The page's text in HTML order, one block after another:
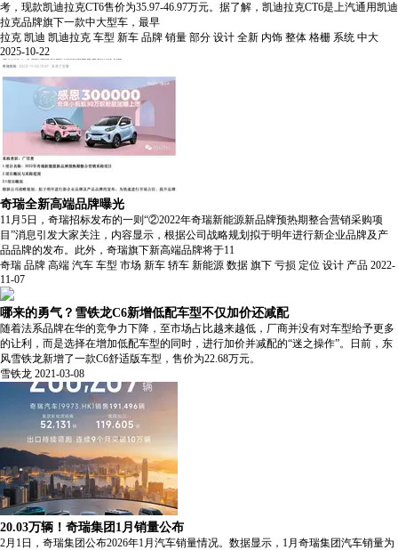
考，现款凯迪拉克CT6售价为35.97-46.97万元。据了解，凯迪拉克CT6是上汽通用凯迪
拉克品牌旗下一款中大型车，最早
拉克 凯迪 凯迪拉克 车型 新车 品牌 销量 部分 设计 全新 内饰 整体 格栅 系统 中大
2025-10-22
奇瑞全新高端品牌曝光
11月5日，奇瑞招标发布的一则“②2022年奇瑞新能源新品牌预热期整合营销采购项
目”消息引发大家关注，内容显示，根据公司战略规划拟于明年进行新企业品牌及产
品品牌的发布。此外，奇瑞旗下新高端品牌将于11
奇瑞 品牌 高端 汽车 车型 市场 新车 轿车 新能源 数据 旗下 亏损 定位 设计 产品 2022-
11-07
哪来的勇气？雪铁龙C6新增低配车型不仅加价还减配
随着法系品牌在华的竞争力下降，至市场占比越来越低，厂商并没有对车型给予更多
的让利，而是选择在增加低配车型的同时，进行加价并减配的“迷之操作”。日前，东
风雪铁龙新增了一款C6舒适版车型，售价为22.68万元。
雪铁龙 2021-03-08
20.03万辆！奇瑞集团1月销量公布
2月1日，奇瑞集团公布2026年1月汽车销量情况。数据显示，1月奇瑞集团汽车销量为